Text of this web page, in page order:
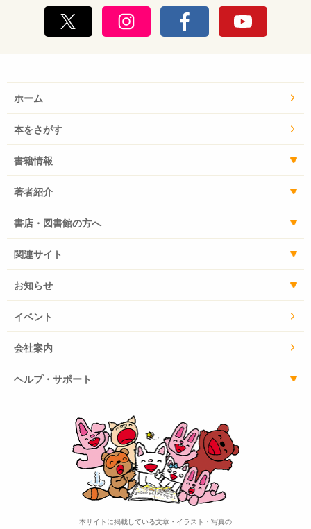
ホーム
本をさがす
書籍情報
著者紹介
書店・図書館の方へ
関連サイト
お知らせ
イベント
会社案内
ヘルプ・サポート
本サイトに掲載している文章・イラスト・写真の